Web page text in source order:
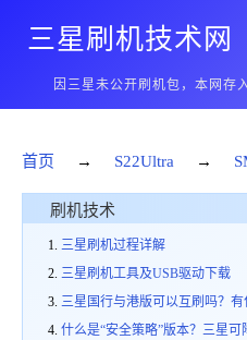
三星刷机技术网
因三星未公开刷机包，本网存
首页 → S22Ultra →
刷机技术
三星刷机过程详解
三星刷机工具及USB驱动下载
三星国行与港版可以互刷吗？有
什么是“安全策略”版本？三星可